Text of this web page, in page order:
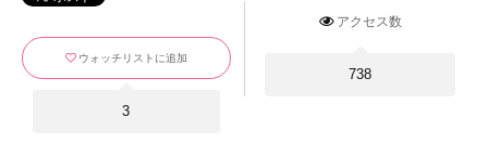
アクセス数
738
ウォッチリストに追加
3